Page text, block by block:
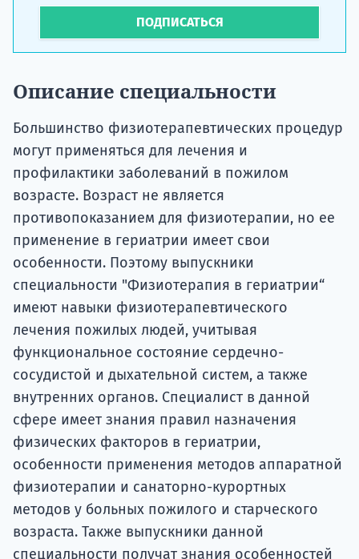
ПОДПИСАТЬСЯ
Описание специальности
Большинство физиотерапевтических процедур
могут применяться для лечения и
профилактики заболеваний в пожилом
возрасте. Возраст не является
противопоказанием для физиотерапии, но ее
применение в гериатрии имеет свои
особенности. Поэтому выпускники
специальности "Физиотерапия в гериатрии“
имеют навыки физиотерапевтического
лечения пожилых людей, учитывая
функциональное состояние сердечно-
сосудистой и дыхательной систем, а также
внутренних органов. Специалист в данной
сфере имеет знания правил назначения
физических факторов в гериатрии,
особенности применения методов аппаратной
физиотерапии и санаторно-курортных
методов у больных пожилого и старческого
возраста. Также выпускники данной
специальности получат знания особенностей